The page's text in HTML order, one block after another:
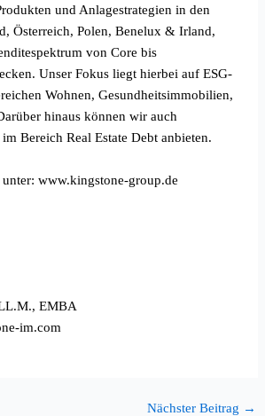
und Anlagestrategien in den
Österreich, Polen, Benelux & Irland,
von Core bis
Unser Fokus liegt hierbei auf ESG-
Wohnen, Gesundheitsimmobilien,
hinaus können wir auch
Bereich Real Estate Debt anbieten.
unter:www.kingstone-group.de
EMBA
im.com
Nächster Beitrag →